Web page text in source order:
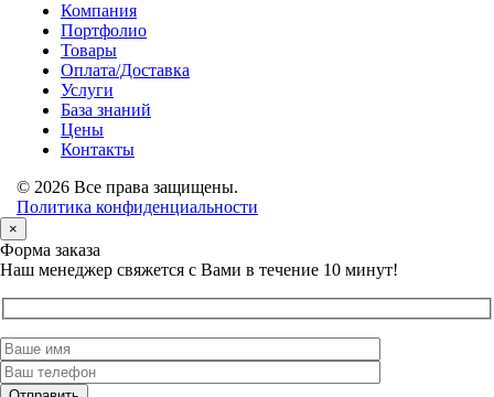
Компания
Портфолио
Товары
Оплата/Доставка
Услуги
База знаний
Цены
Контакты
© 2026 Все права защищены.
Политика конфиденциальности
×
Форма заказа
Наш менеджер свяжется с Вами в течение 10 минут!